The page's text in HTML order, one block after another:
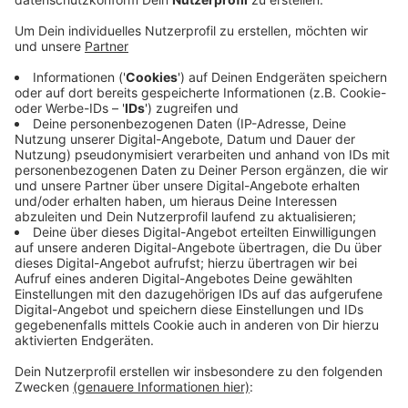
Anzeige
In der Nacht kam es erneut zu mehreren
Fahrzeugbränden in Krefeld. Gegen Mitternacht
musste die Feuerwehr ein brennendes Auto im
Stadtteil Elfrath löschen. Wenige Stunden später
folgte ein weiterer Einsatz an der alten Gladbacher
Straße. Hier griff das Feuer von einem Fahrzeug auf
zwei weitere Autos über. Bereits in der Nacht zu
Mittwoch war die Feuerwehr wegen eines ähnlichen
Vorfalls im Einsatz. Die Polizei hat in allen Fällen die
Ermittlungen aufgenommen.
Anzeige